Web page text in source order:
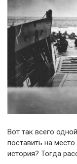
Вот так всего
поставить на
история? Тогда